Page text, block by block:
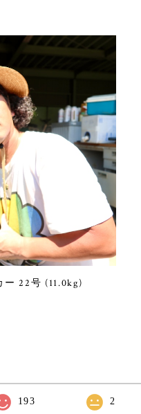
22号 (11.0kg)
193 2